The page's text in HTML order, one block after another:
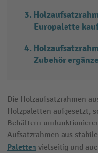
Europalette
Zubehör
Die Holzaufsatzrahmen
Holzpaletten aufgesetzt,
Behältern
Aufsatzrahmen aus
Paletten vielseitig und